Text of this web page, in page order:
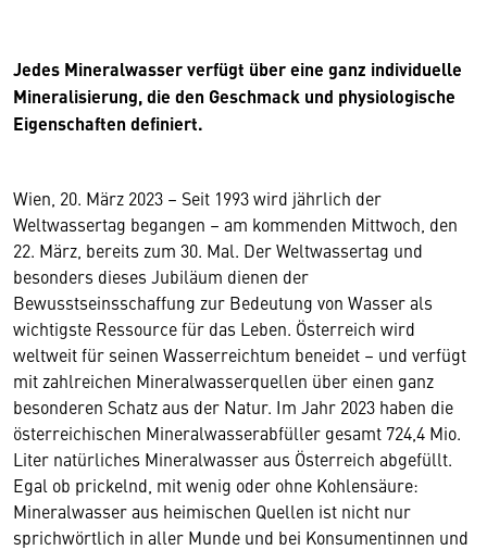
Jedes Mineralwasser verfügt über eine ganz individuelle
Mineralisierung, die den Geschmack und physiologische
Eigenschaften definiert.
Wien, 20. März 2023 – Seit 1993 wird jährlich der
Weltwassertag begangen – am kommenden Mittwoch, den
22. März, bereits zum 30. Mal. Der Weltwassertag und
besonders dieses Jubiläum dienen der
Bewusstseinsschaffung zur Bedeutung von Wasser als
wichtigste Ressource für das Leben. Österreich wird
weltweit für seinen Wasserreichtum beneidet – und verfügt
mit zahlreichen Mineralwasserquellen über einen ganz
besonderen Schatz aus der Natur. Im Jahr 2023 haben die
österreichischen Mineralwasserabfüller gesamt 724,4 Mio.
Liter natürliches Mineralwasser aus Österreich abgefüllt.
Egal ob prickelnd, mit wenig oder ohne Kohlensäure:
Mineralwasser aus heimischen Quellen ist nicht nur
sprichwörtlich in aller Munde und bei Konsumentinnen und